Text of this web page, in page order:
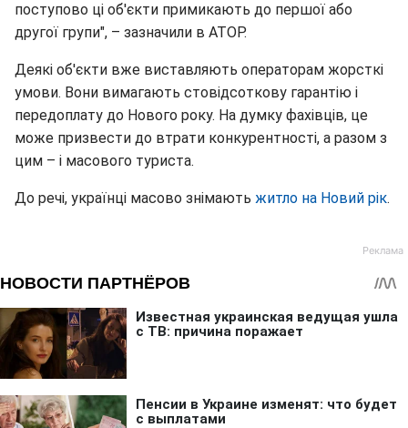
поступово ці об'єкти примикають до першої або
другої групи", – зазначили в АТОР.
Деякі об'єкти вже виставляють операторам жорсткі
умови. Вони вимагають стовідсоткову гарантію і
передоплату до Нового року. На думку фахівців, це
може призвести до втрати конкурентності, а разом з
цим – і масового туриста.
До речі, українці масово знімають житло на Новий рік.